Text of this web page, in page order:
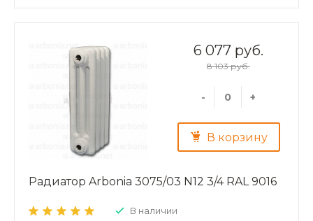
6 077 руб.
8 103 руб.
- +
В корзину
Радиатор Arbonia 3075/03 N12 3/4 RAL 9016
В наличии